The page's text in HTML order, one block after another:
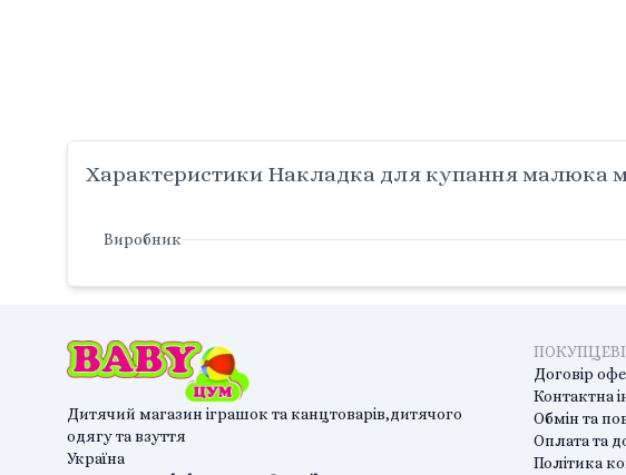
Характеристики Накладка для купання малюка
Виробник
Дитячий магазин іграшок та канцтоварів,дитячого
одягу та взуття
Україна
ПОКУПЦЕВІ
Договір
Контактна
Обмін та
Оплата та
Політика